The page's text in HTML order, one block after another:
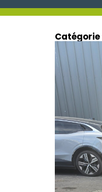
Catégorie